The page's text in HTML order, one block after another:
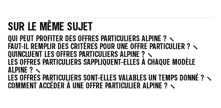
SUR LE MÊME SUJET
QUI PEUT PROFITER DES OFFRES PARTICULIERS ALPINE ?
FAUT-IL REMPLIR DES CRITÈRES POUR UNE OFFRE PARTICULIER ?
QU'INCLUENT LES OFFRES PARTICULIERS ALPINE ?
LES OFFRES PARTICULIERS S'APPLIQUENT-ELLES À CHAQUE MODÈLE
ALPINE ?
LES OFFRES PARTICULIERS SONT-ELLES VALABLES UN TEMPS DONNÉ ?
COMMENT ACCÉDER À UNE OFFRE PARTICULIER ALPINE ?